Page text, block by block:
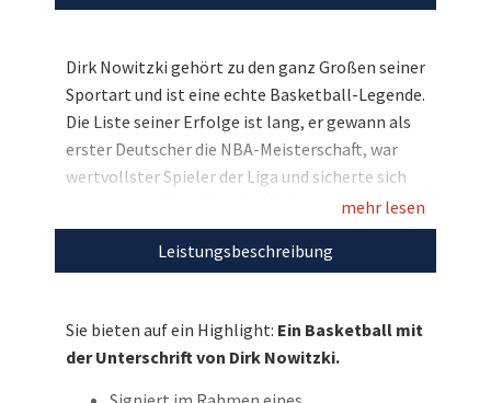
Dirk Nowitzki gehört zu den ganz Großen seiner
Sportart und ist eine echte Basketball-Legende.
Die Liste seiner Erfolge ist lang, er gewann als
erster Deutscher die NBA-Meisterschaft, war
wertvollster Spieler der Liga und sicherte sich
Europameisterschaften. Und für Sie haben wir
nun ein wertvolles Sammlerstück, denn Dirk
Verfügung. Bieten Sie mit und lassen Sie sich
diese Chance nicht entgehen!
mehr lesen
Leistungsbeschreibung
Sie bieten auf ein Highlight: Ein Basketball mit
der Unterschrift von Dirk Nowitzki.